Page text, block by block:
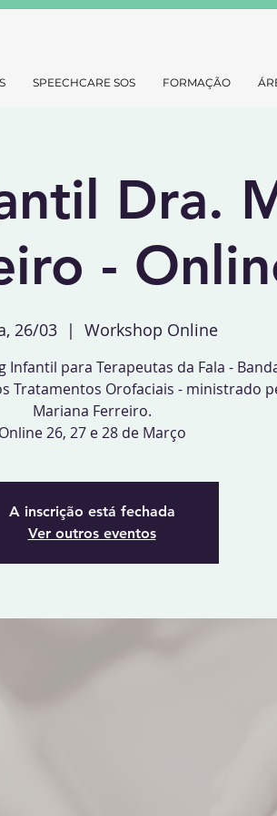
SPEECHCARE SOS FORMAÇÃO
Dra.
-
26/03
  |
Workshop Online
Infantil para Terapeutas da Fala -
Tratamentos Orofaciais - ministrado
Mariana Ferreiro.
Online 26, 27 e 28 de Março
A inscrição está fechada
Ver outros eventos